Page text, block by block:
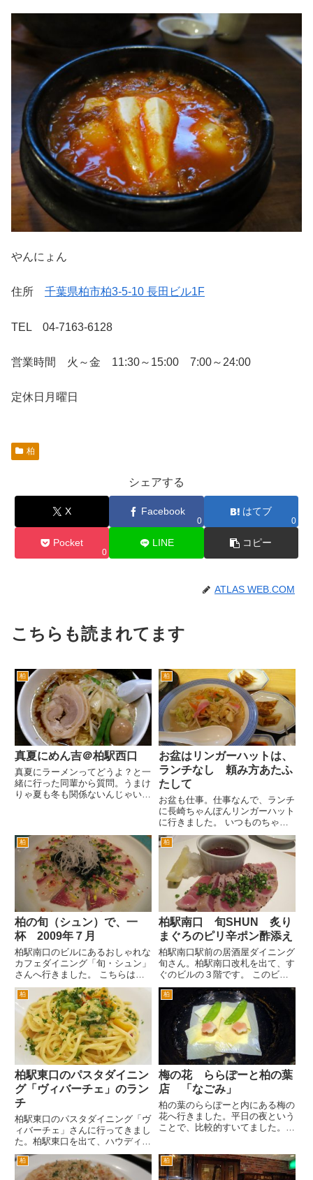
やんにょん
住所 千葉県柏市柏3-5-10 長田ビル1F
TEL 04-7163-6128
営業時間 火～金 11:30～15:00 7:00～24:00
定休日月曜日
柏
シェアする
X Facebook
0
はてブ
0
Pocket
0
LINE コピー
ATLAS WEB.COM
こちらも読まれてます
柏
真夏にめん吉＠柏駅西口
真夏にラーメンってどうよ？と一
緒に行った同輩から質問。うまけ
りゃ夏も冬も関係ないんじゃい。
行くのも大変。でもめん吉さん
は、柏駅西口あるいは南口を出
て、...
柏
お盆はリンガーハットは、
ランチなし 頼み方あたふ
たして
お盆も仕事。仕事なんで、ランチ
に長崎ちゃんぽんリンガーハット
に行きました。 いつものちゃん
ぽんセットにしようとしたら、メ
ニューにランチメニューがない。
あれ？お盆だから、ランチやっ
てないのか？とおもい、 え〜餃
子とちゃんぽんのセットくださ...
柏
柏の旬（シュン）で、一
杯 2009年７月
柏駅南口のビルにあるおしゃれな
カフェダイニング「旬・シュン」
さんへ行きました。 こちらは、
お通しに食前酒が、つくんですよ
ね。 これが、うまかった。チー
ズの味噌づけです。チーズを味噌
につけたものらしいんですが、ほ
どよい程度の味噌味がしてい
て、...
柏
柏駅南口 旬SHUN 炙り
まぐろのピリ辛ポン酢添え
柏駅南口駅前の居酒屋ダイニング
旬さん。柏駅南口改札を出て、す
ぐのビルの３階です。 このビル
は、飲食店がたくさん入ってま
す。特に最上階のガラス張りのレ
ストランがきになりますが、レン
タルルームみたいなことが書いて
あります。 まあ、話が脱線し
ま...
柏
柏駅東口のパスタダイニン
グ「ヴィバーチェ」のラン
チ
柏駅東口のパスタダイニング「ヴ
ィバーチェ」さんに行ってきまし
た。柏駅東口を出て、ハウディー
モール（イトーヨーカドーの前の
道）を進みます。旧水戸街道の交
差点を横断したら、ちょっと進ん
柏
梅の花 ららぽーと柏の葉
店 「なごみ」
柏の葉のららぽーと内にある梅の
花へ行きました。平日の夜という
ことで、比較的すいてました。そ
た。 料理がコースで、出てくる
のですが、そのたびに運ばれてく
柏 柏